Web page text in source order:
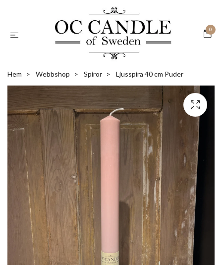
0
Hem Webbshop Spiror Ljusspira 40 cm Puder